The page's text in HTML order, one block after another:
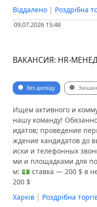
Віддалено | Роздрібна
09.07.2026 15:48
ВАКАНСИЯ: HR-
Без досвіду
Ищем активного и
нашу команду!
идатов; проведение
ждение кандидатов до
иски и телефонных
ми и площадками для
м: 💵 ставка — 200 $ в
200 $
Харків | Роздрібна